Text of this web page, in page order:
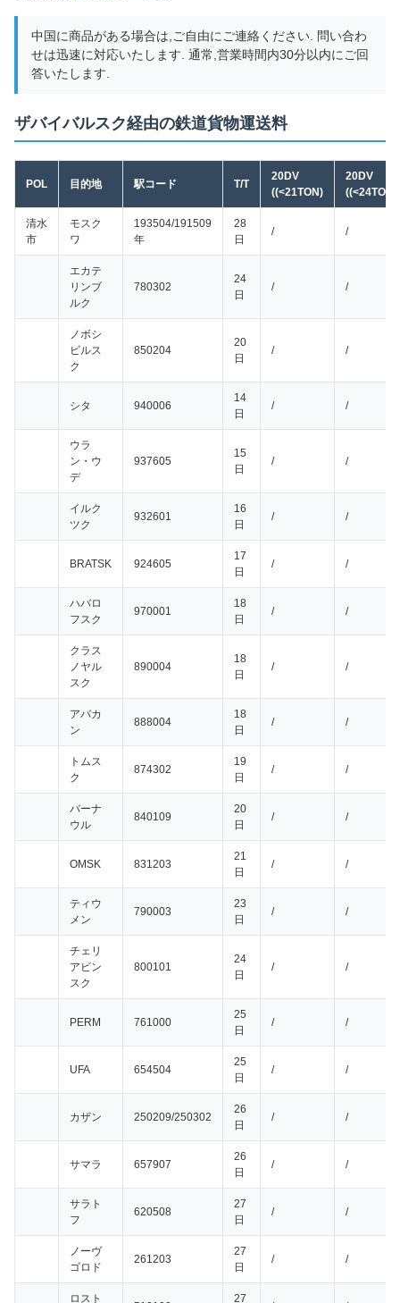
中国に商品がある場合は,ご自由にご連絡ください. 問い合わ
せは迅速に対応いたします. 通常,営業時間内30分以内にご回
答いたします.
ザバイバルスク経由の鉄道貨物運送料
POL 目的地 駅コード T/T
20DV
((<21TON)
20DV
((<24TON)
清水
市
モスク
ワ
193504/191509
年
28
日
/ /
エカテ
リンブ
ルク
780302
24
日
/ /
ノボシ
ビルス
ク
850204
20
日
/ /
シタ 940006
14
日
/ /
ウラ
ン・ウ
デ
937605
15
日
/ /
イルク
ツク
932601
16
日
/ /
BRATSK 924605
17
日
/ /
ハバロ
フスク
970001
18
日
/ /
クラス
ノヤル
スク
890004
18
日
/ /
アバカ
ン
888004
18
日
/ /
トムス
ク
874302
19
日
/ /
バーナ
ウル
840109
20
日
/ /
OMSK 831203
21
日
/ /
ティウ
メン
790003
23
日
/ /
チェリ
アビン
スク
800101
24
日
/ /
PERM 761000
25
日
/ /
UFA 654504
25
日
/ /
カザン 250209/250302
26
日
/ /
サマラ 657907
26
日
/ /
サラト
フ
620508
27
日
/ /
ノーヴ
ゴロド
261203
27
日
/ /
ロスト 27